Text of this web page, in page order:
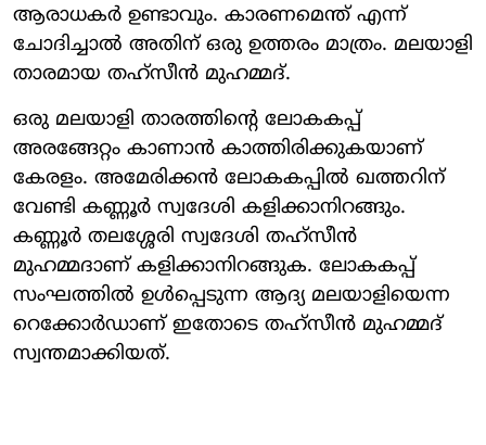
ആരാധകര്‍ ഉണ്ടാവും. കാരണമെന്ത് എന്ന്
ചോദിച്ചാല്‍ അതിന് ഒരു ഉത്തരം മാത്രം. മലയാളി
താരമായ തഹ്‌സീന്‍ മുഹമ്മദ്.
ഒരു മലയാളി താരത്തിന്റെ ലോകകപ്പ്
അരങ്ങേറ്റം കാണാന്‍ കാത്തിരിക്കുകയാണ്
കേരളം. അമേരിക്കന്‍ ലോകകപ്പില്‍ ഖത്തറിന്
വേണ്ടി കണ്ണൂര്‍ സ്വദേശി കളിക്കാനിറങ്ങും.
കണ്ണൂര്‍ തലശ്ശേരി സ്വദേശി തഹ്സീന്‍
മുഹമ്മദാണ് കളിക്കാനിറങ്ങുക. ലോകകപ്പ്
സംഘത്തില്‍ ഉള്‍പ്പെടുന്ന ആദ്യ മലയാളിയെന്ന
റെക്കോര്‍ഡാണ് ഇതോടെ തഹ്സീന്‍ മുഹമ്മദ്
സ്വന്തമാക്കിയത്.